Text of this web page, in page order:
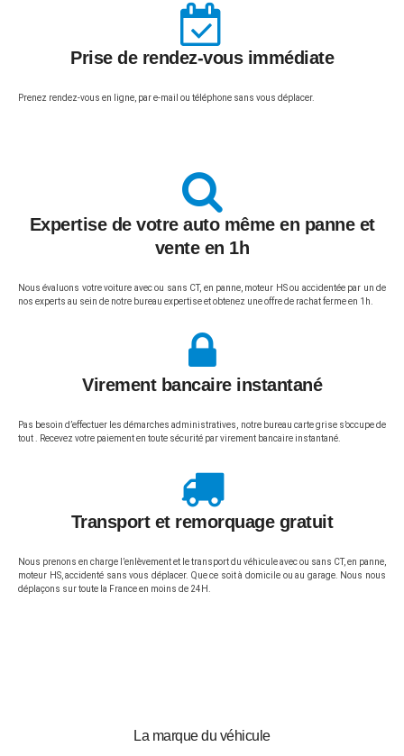
Prise de rendez-vous immédiate
Prenez rendez-vous en ligne, par e-mail ou téléphone sans vous déplacer.
Expertise de votre auto même en panne et
vente en 1h
Nous évaluons votre voiture avec ou sans CT, en panne, moteur HS ou accidentée par un de
nos experts au sein de notre bureau expertise et obtenez une offre de rachat ferme en 1h.
Virement bancaire instantané
Pas besoin d’effectuer les démarches administratives, notre bureau carte grise s’occupe de
tout . Recevez votre paiement en toute sécurité par virement bancaire instantané.
Transport et remorquage gratuit
Nous prenons en charge l’enlèvement et le transport du véhicule avec ou sans CT, en panne,
moteur HS, accidenté sans vous déplacer. Que ce soit à domicile ou au garage. Nous nous
déplaçons sur toute la France en moins de 24H.
La marque du véhicule